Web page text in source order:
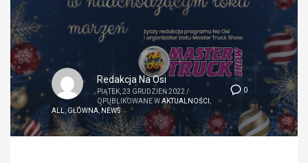
0
Redakcja Na Osi
PIĄTEK, 23 GRUDZIEŃ 2022 /
OPUBLIKOWANE WAKTUALNOŚCI
ALL
GŁÓWNA NEWS